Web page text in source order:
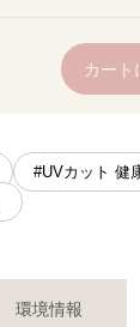
カート
#UVカット 健
環境情報